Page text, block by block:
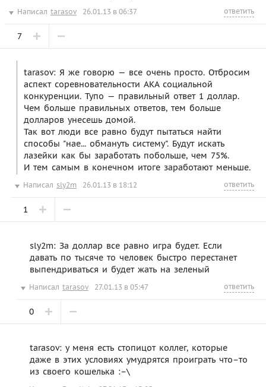
Написал tarasov 26.01.13 в 06:37 ответить
7
tarasov: Я же говорю — все очень просто. Отбросим
аспект соревновательности АКА социальной
конкуренции. Тупо — правильный ответ 1 доллар.
Чем больше правильных ответов, тем больше
долларов унесешь домой.
Так вот люди все равно будут пытаться найти
способы "нае... обмануть систему". Будут искать
лазейки как бы заработать побольше, чем 75%.
И тем самым в конечном итоге заработают меньше.
Написал sly2m 26.01.13 в 18:12 ответить
1
sly2m: За доллар все равно игра будет. Если
давать по тысяче то человек быстро перестанет
выпендриваться и будет жать на зеленый
Написал tarasov 27.01.13 в 05:47 ответить
0
tarasov: у меня есть стопицот коллег, которые
даже в этих условиях умудрятся проиграть что–то
из своего кошелька :–\